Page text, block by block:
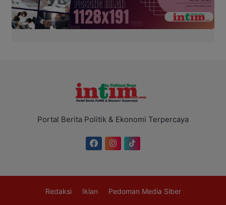
Portal Berita Politik & Ekonomi Terpercaya
Redaksi Iklan Pedoman Media Siber